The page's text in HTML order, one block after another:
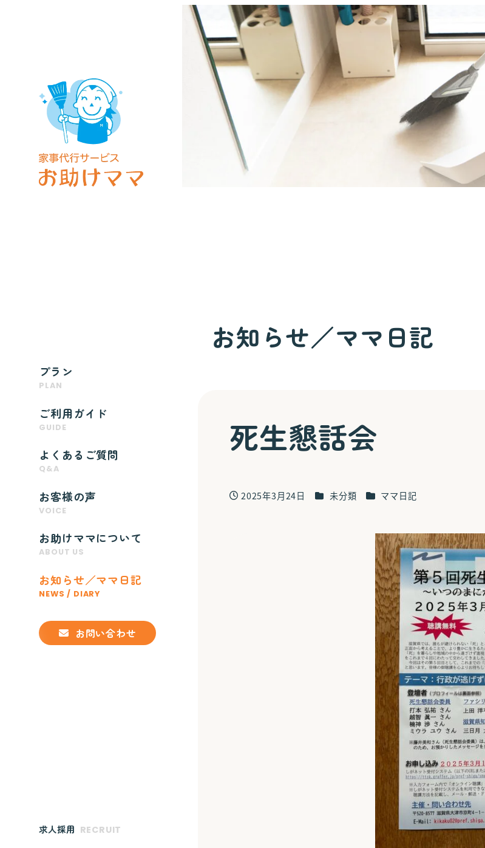
プラン
PLAN
ご利用ガイド
GUIDE
よくあるご質問
Q&A
お客様の声
VOICE
お助けママについて
ABOUT US
お知らせ／ママ日記
NEWS / DIARY
お問い合わせ
求人採用
お知らせ／ママ日記
死生懇話会
投稿日
2025年3月24日 カテゴリー
未分類 カテゴリー
ママ日記